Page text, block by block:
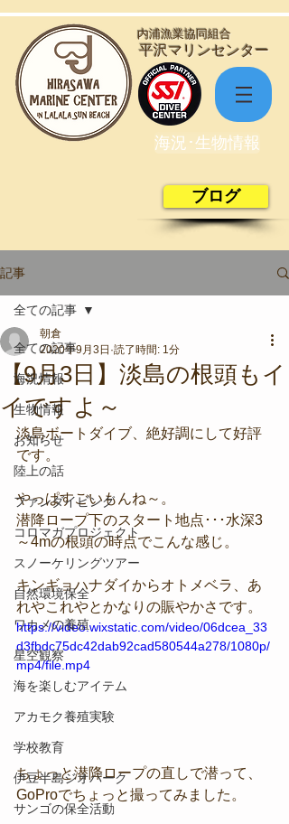
​平沢マリンセンター
​内浦漁業協同組合
海況･生物情報
ブログ
記事
全ての記事
海況情報
生物情報
お知らせ
陸上の話
ファンダイビング
コロマガプロジェクト
スノーケリングツアー
自然環境保全
ワカメの養殖
星空観察
海を楽しむアイテム
アカモク養殖実験
学校教育
伊豆半島ジオパーク
サンゴの保全活動
全ての記事
【9月3日】淡島の根頭もイ
イですよ～
朝倉
2020年9月3日 読了時間: 1分
淡島ボートダイブ、絶好調にして好評
です。
やっぱすごいもんね～。
潜降ロープ下のスタート地点･･･水深3
～4mの根頭の時点でこんな感じ。
キンギョハナダイからオトメベラ、あ
れやこれやとかなりの賑やかさです。
https://video.wixstatic.com/video/06dcea_33
d3fbdc75dc42dab92cad580544a278/1080p/
mp4/file.mp4
ちょっと潜降ロープの直しで潜って、
GoProでちょっと撮ってみました。